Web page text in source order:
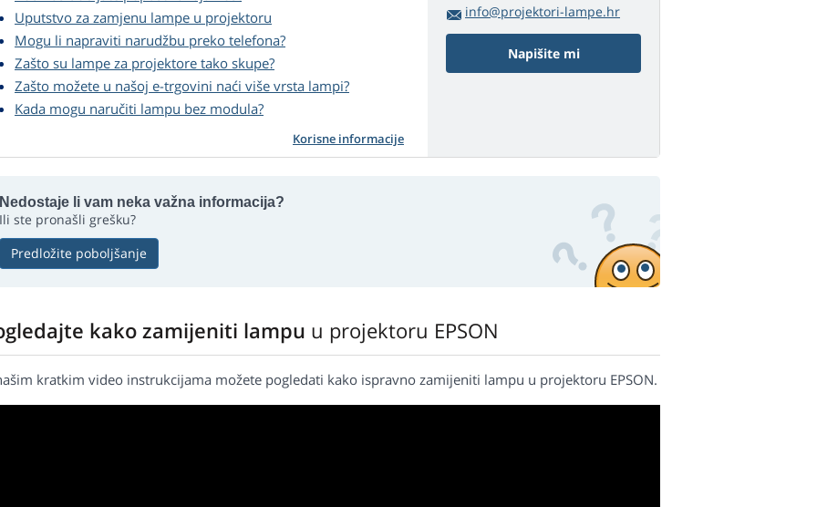
Uputstvo za zamjenu lampe u projektoru
Mogu li napraviti narudžbu preko telefona?
Zašto su lampe za projektore tako skupe?
Zašto možete u našoj e-trgovini naći više vrsta lampi?
Kada mogu naručiti lampu bez modula?
Korisne informacije
info@projektori-lampe.hr
Napišite mi
Nedostaje li vam neka važna informacija?
Ili ste pronašli grešku?
Predložite poboljšanje
kako zamijeniti lampu u projektoru EPSON
kratkim video instrukcijama možete pogledati kako ispravno zamijeniti lampu u projektoru EPSON.